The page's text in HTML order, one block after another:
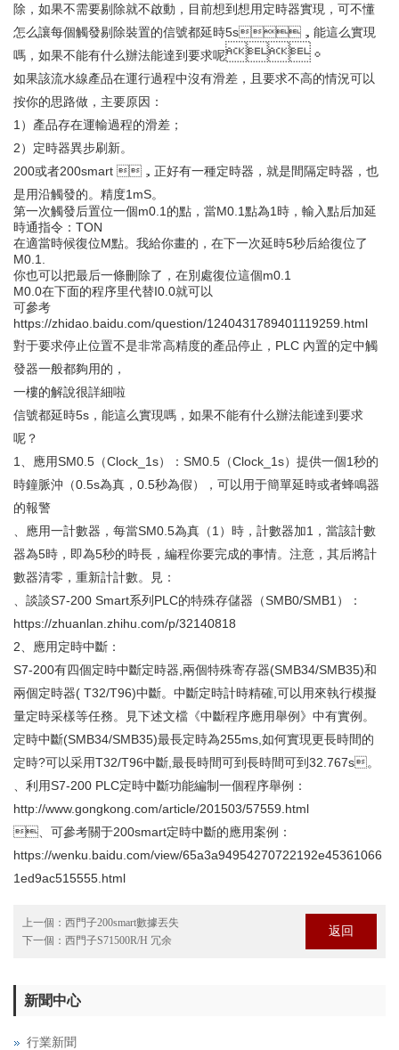
除，如果不需要剔除就不啟動，目前想到想用定時器實現，可不懂
怎么讓每個觸發剔除裝置的信號都延時5s，能這么實現
嗎，如果不能有什么辦法能達到要求呢。
如果該流水線產品在運行過程中沒有滑差，且要求不高的情況可以
按你的思路做，主要原因：
1）產品存在運輸過程的滑差；
2）定時器異步刷新。
200或者200smart ，正好有一種定時器，就是間隔定時器，也
是用沿觸發的。精度1mS。
第一次觸發后置位一個m0.1的點，當M0.1點為1時，輸入點后加延
時通指令：TON
在適當時候復位M點。我給你畫的，在下一次延時5秒后給復位了
M0.1.
你也可以把最后一條刪除了，在別處復位這個m0.1
M0.0在下面的程序里代替I0.0就可以
可參考
https://zhidao.baidu.com/question/1240431789401119259.html
對于要求停止位置不是非常高精度的產品停止，PLC 內置的定中觸
發器一般都夠用的，
一樓的解說很詳細啦
信號都延時5s，能這么實現嗎，如果不能有什么辦法能達到要求
呢？
1、應用SM0.5（Clock_1s）：SM0.5（Clock_1s）提供一個1秒的
時鐘脈沖（0.5s為真，0.5秒為假），可以用于簡單延時或者蜂鳴器
的報警
、應用一計數器，每當SM0.5為真（1）時，計數器加1，當該計數
器為5時，即為5秒的時長，編程你要完成的事情。注意，其后將計
數器清零，重新計計數。見：
、談談S7-200 Smart系列PLC的特殊存儲器（SMB0/SMB1）：
https://zhuanlan.zhihu.com/p/32140818
2、應用定時中斷：
S7-200有四個定時中斷定時器,兩個特殊寄存器(SMB34/SMB35)和
兩個定時器( T32/T96)中斷。中斷定時計時精確,可以用來執行模擬
量定時采樣等任務。見下述文檔《中斷程序應用舉例》中有實例。
定時中斷(SMB34/SMB35)最長定時為255ms,如何實現更長時間的
定時?可以采用T32/T96中斷,最長時間可到長時間可到32.767s。
、利用S7-200 PLC定時中斷功能編制一個程序舉例：
http://www.gongkong.com/article/201503/57559.html
、可參考關于200smart定時中斷的應用案例：
https://wenku.baidu.com/view/65a3a94954270722192e45361066
1ed9ac515555.html
上一個： 西門子200smart數據丟失
下一個： 西門子S71500R/H 冗余
返回
新聞中心
行業新聞